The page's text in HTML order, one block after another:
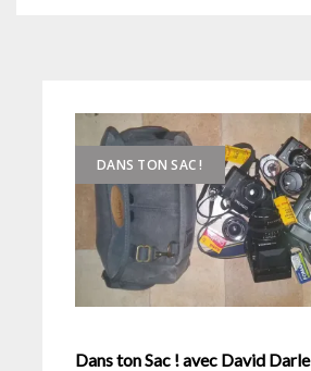
DANS TON SAC !
Dans ton Sac ! avec David Darle